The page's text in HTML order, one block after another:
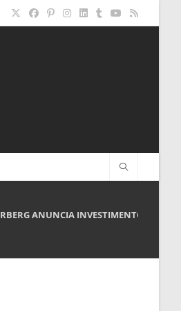
ANUNCIA INVESTIMENTO DE $60